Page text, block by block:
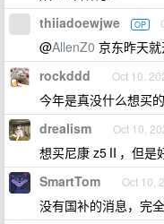
thiiadoewjwe OP
@AllenZ0 京东昨天
rockddd Oct 10,
今年是真没什么想买
drealism Oct 10,
想买尼康 z5Ⅱ，但是
SmartTom Oct 10,
没有国补的消息，完